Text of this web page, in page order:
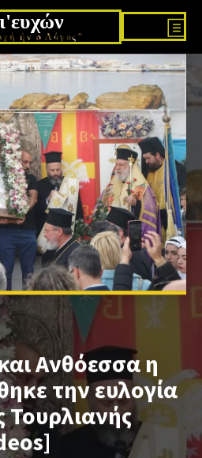
ήν ο Λόγος"
Ανθόεσσα η
την ευλογία
Τουρλιανής